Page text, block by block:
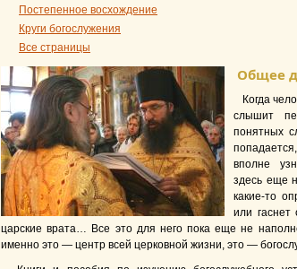
Постепенное восхождение
Круги богослужения
Все страницы
Общее
Когда
слышит
понятных
вполне
здесь еще
какие-то
или гаснет
царские врата… Все это для него пока еще не
именно это — центр всей церковной жизни, это —